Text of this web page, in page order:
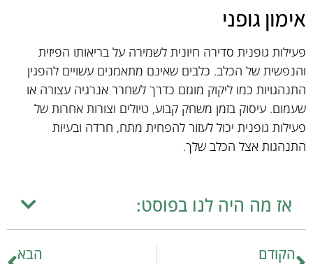
אימון גופני
פעילות גופנית סדירה חיונית לשמירה על בריאותו הפיזית
והנפשית של הכלב. כלבים שאינם מתאמנים עשויים להפגין
התנהגויות כמו ליקוק מוגזם כדרך לשחרר אנרגיה עצורה או
שעמום. עיסוק בזמן משחק קבוע, טיולים וצורות אחרות של
פעילות גופנית יכול לעזור להפחית מתח, חרדה ובעיות
התנהגות אצל הכלב שלך.
אז מה היה לנו בפוסט:
הקודם הבא